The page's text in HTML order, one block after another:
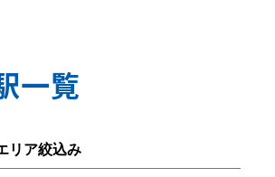
一覧
リア絞込み